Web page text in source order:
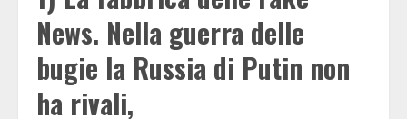
News. Nella guerra delle
bugie la Russia di Putin non
ha rivali,